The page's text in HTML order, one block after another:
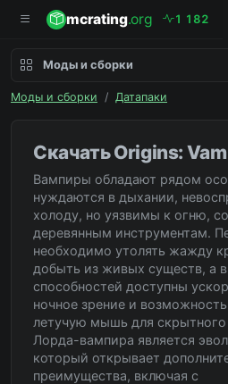
mcrating.org 1 1 82
Моды и сборки
Моды и сборки / Датапаки
Скачать Origins:
Вампиры обладают рядом
нуждаются в дыхании,
холоду, но уязвимы к огню,
деревянным инструментам.
необходимо утолять жажду
добыть из живых существ, а
способностей доступны
ночное зрение и
летучую мышь для
Лорда-вампира является
который открывает
преимущества, включая с